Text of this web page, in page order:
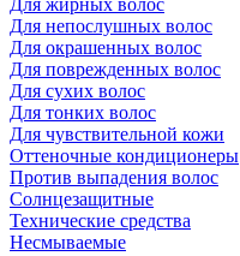
Для жирных волос
Для непослушных волос
Для окрашенных волос
Для поврежденных волос
Для сухих волос
Для тонких волос
Для чувствительной кожи
Оттеночные кондиционеры
Против выпадения волос
Солнцезащитные
Технические средства
Несмываемые